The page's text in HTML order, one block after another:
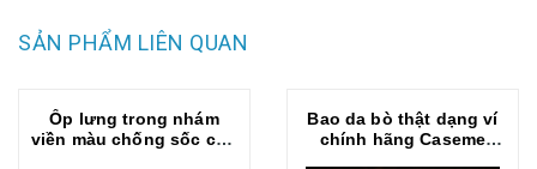
SẢN PHẨM LIÊN QUAN
Ốp lưng trong nhám
viền màu chống sốc cho
Bao da bò thật dạng ví
chính hãng Caseme